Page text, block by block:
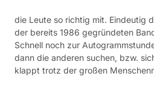
die Leute so richtig mit. Eindeutig
der bereits 1986 gegründeten
Schnell noch zur
dann die anderen suchen, bzw.
klappt trotz der großen